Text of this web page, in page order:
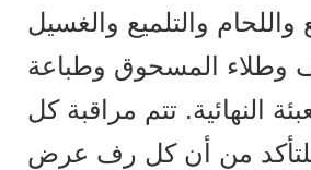
والتلميع والغسيل
وطلاء المسحوق وطباعة
النهائية. تتم مراقبة كل
من أن كل رف عرض